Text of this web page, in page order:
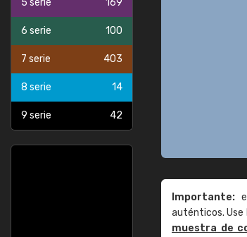
5 serie 169
6 serie 100
7 serie 403
8 serie 14
9 serie 42
Importante:
auténticos. Use
muestra de